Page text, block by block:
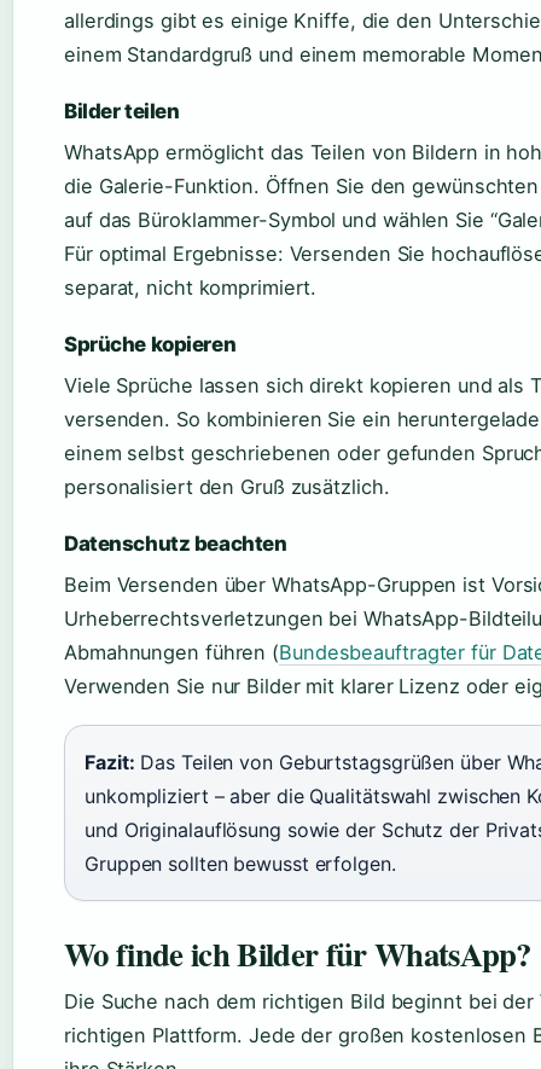
allerdings gibt es einige Kniffe, die den
einem Standardgruß und einem memorable
Bilder teilen
WhatsApp ermöglicht das Teilen von Bildern in
die Galerie-Funktion. Öffnen Sie den
auf das Büroklammer-Symbol und wählen Sie
Für optimal Ergebnisse: Versenden Sie
separat, nicht komprimiert.
Sprüche kopieren
Viele Sprüche lassen sich direkt kopieren und als
versenden. So kombinieren Sie ein
einem selbst geschriebenen oder gefunden
personalisiert den Gruß zusätzlich.
Datenschutz beachten
Beim Versenden über WhatsApp-Gruppen ist
Urheberrechtsverletzungen bei WhatsApp-
Abmahnungen führen (Bundesbeauftragter für
Verwenden Sie nur Bilder mit klarer Lizenz oder
Fazit: Das Teilen von Geburtstagsgrüßen über
unkompliziert – aber die Qualitätswahl zwischen
und Originalauflösung sowie der Schutz der
Gruppen sollten bewusst erfolgen.
Wo finde ich Bilder für WhatsApp?
Die Suche nach dem richtigen Bild beginnt bei der
richtigen Plattform. Jede der großen kostenlosen